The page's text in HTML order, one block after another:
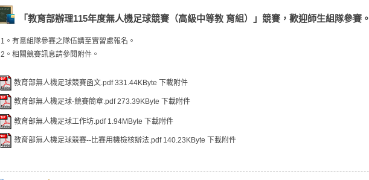
「教育部辦理115年度無人機足球競賽（高級中等教 育組）」競賽，歡迎師生組隊參賽。
1。有意組隊參賽之隊伍請至實習處報名。
2。相關競賽訊息請參閱附件。
教育部無人機足球競賽函文.pdf 331.44KByte 下載附件
教育部無人機足球-競賽簡章.pdf 273.39KByte 下載附件
教育部無人機足球工作坊.pdf 1.94MByte 下載附件
教育部無人機足球競賽--比賽用機檢核辦法.pdf 140.23KByte 下載附件